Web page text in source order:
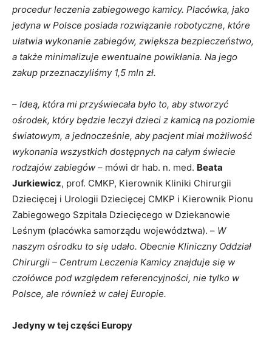
procedur leczenia zabiegowego kamicy. Placówka, jako
jedyna w Polsce posiada rozwiązanie robotyczne, które
ułatwia wykonanie zabiegów, zwiększa bezpieczeństwo,
a także minimalizuje ewentualne powikłania. Na jego
zakup przeznaczyliśmy 1,5 mln zł.
– Ideą, która mi przyświecała było to, aby stworzyć
ośrodek, który będzie leczył dzieci z kamicą na poziomie
światowym, a jednocześnie, aby pacjent miał możliwość
wykonania wszystkich dostępnych na całym świecie
rodzajów zabiegów – mówi dr hab. n. med. Beata
Jurkiewicz, prof. CMKP, Kierownik Kliniki Chirurgii
Dziecięcej i Urologii Dziecięcej CMKP i Kierownik Pionu
Zabiegowego Szpitala Dziecięcego w Dziekanowie
Leśnym (placówka samorządu województwa). – W
naszym ośrodku to się udało. Obecnie Kliniczny Oddział
Chirurgii – Centrum Leczenia Kamicy znajduje się w
czołówce pod względem referencyjności, nie tylko w
Polsce, ale również w całej Europie.
Jedyny w tej części Europy